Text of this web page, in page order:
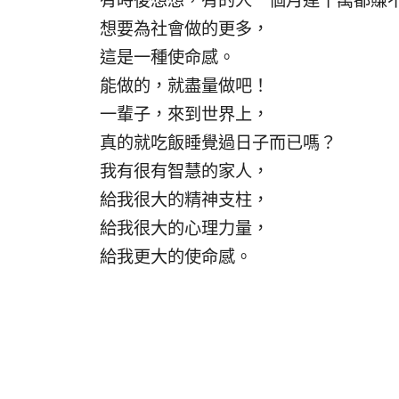
想要為社會做的更多，
這是一種使命感。
能做的，就盡量做吧！
一輩子，來到世界上，
真的就吃飯睡覺過日子而已嗎？
我有很有智慧的家人，
給我很大的精神支柱，
給我很大的心理力量，
給我更大的使命感。